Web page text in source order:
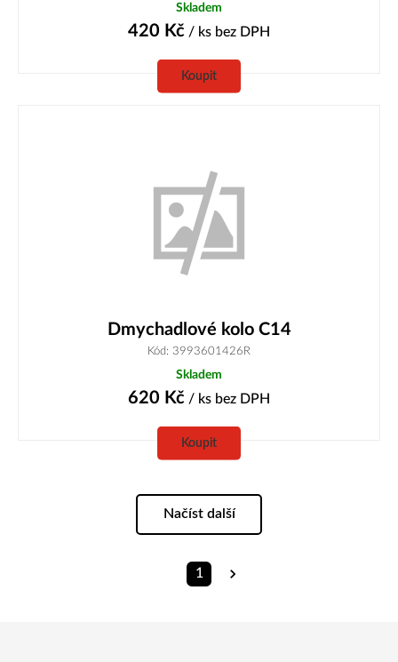
Skladem
420 Kč / ks bez DPH
Koupit
Dmychadlové kolo C14
Kód: 3993601426R
Skladem
620 Kč / ks bez DPH
Koupit
Načíst další
1